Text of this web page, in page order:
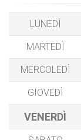
LUNEDÌ
MARTEDÌ
MERCOLEDÌ
GIOVEDÌ
VENERDÌ